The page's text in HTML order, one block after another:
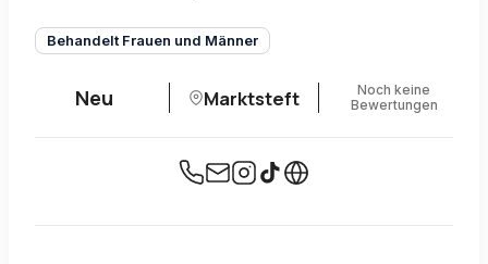
Behandelt Frauen und Männer
Neu Marktsteft
Noch keine
Bewertungen